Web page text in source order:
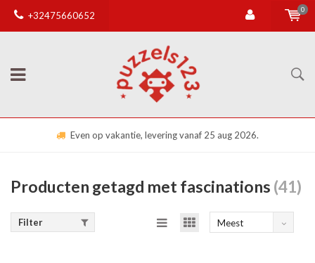
+32475660652
0
Even op vakantie, levering vanaf 25 aug 2026.
Producten getagd met fascinations (41)
Filter
Meest